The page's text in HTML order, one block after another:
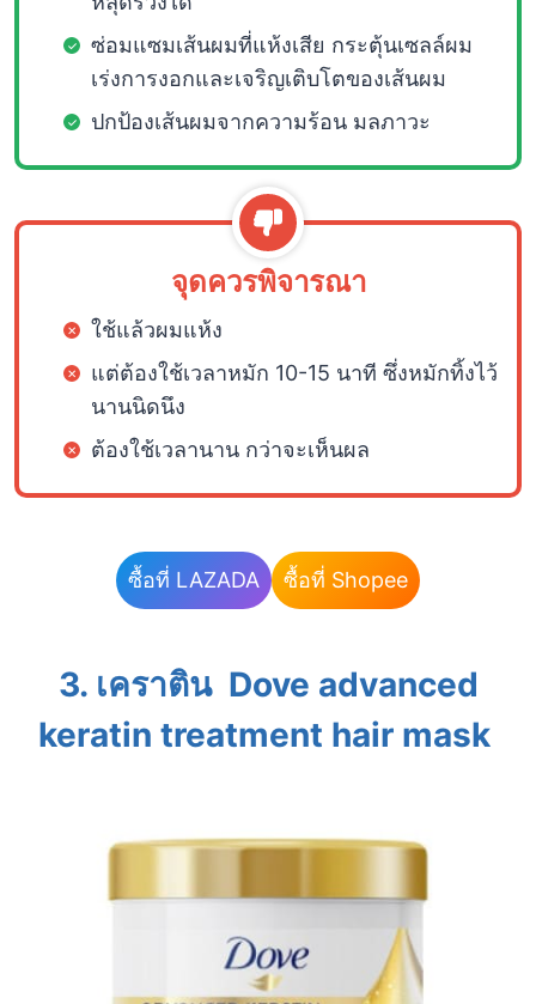
ซ่อมแซมเส้นผมที่แห้งเสีย กระตุ้นเซลล์ผม
เร่งการงอกและเจริญเติบโตของเส้นผม
ปกป้องเส้นผมจากความร้อน มลภาวะ
จุดควรพิจารณา
ใช้แล้วผมแห้ง
แต่ต้องใช้เวลาหมัก 10-15 นาที ซึ่งหมักทิ้งไว้
นานนิดนึง
ต้องใช้เวลานาน กว่าจะเห็นผล
ซื้อที่ LAZADA ซื้อที่ Shopee
3. เคราติน Dove advanced
keratin treatment hair mask